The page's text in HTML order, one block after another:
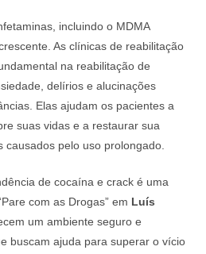
incluindo o MDMA
As clínicas de reabilitação
na reabilitação de
delírios e alucinações
Elas ajudam os pacientes a
suas vidas e a restaurar sua
pelo uso prolongado.
de cocaína e crack é uma
com as Drogas” em Luís
um ambiente seguro e
buscam ajuda para superar o vício